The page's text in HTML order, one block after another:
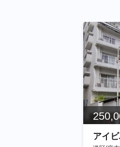
アイ